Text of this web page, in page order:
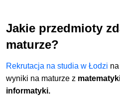
Jakie przedmioty
maturze?
Rekrutacja na studia w Łodzi
wyniki na maturze z
informatyki.